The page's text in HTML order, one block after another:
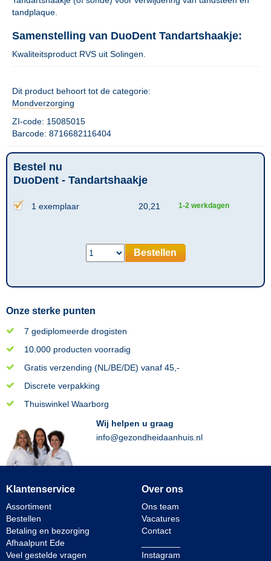
tandplaque.
Samenstelling van DuoDent Tandartshaakje:
Kwaliteitsproduct RVS uit Solingen.
Dit product behoort tot de categorie:
Mondverzorging
ZI-code: 15085015
Barcode: 8716682116404
Bestel nu
DuoDent - Tandartshaakje
1 exemplaar 20,21 1-2 werkdagen
Bestellen
Onze sterke punten
7 gediplomeerde drogisten
10.000 producten voorradig
Gratis verzending (NL/BE/DE) vanaf 45,-
Discrete verpakking
Thuiswinkel Waarborg
Wij helpen u graag
info@gezondheidaanhuis.nl
Klantenservice
Assortiment
Bestellen
Betaling en bezorging
Afhaalpunt Ede
Veel gestelde vragen
Over ons
Ons team
Vacatures
Contact
Instagram